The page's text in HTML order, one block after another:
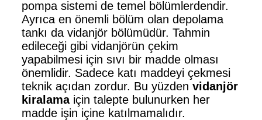
pompa sistemi de temel bölümlerdendir.
Ayrıca en önemli bölüm olan depolama
tankı da vidanjör bölümüdür. Tahmin
edileceği gibi vidanjörün çekim
yapabilmesi için sıvı bir madde olması
önemlidir. Sadece katı maddeyi çekmesi
teknik açıdan zordur. Bu yüzden vidanjör
kiralamaiçin talepte bulunurken her
madde işin içine katılmamalıdır.